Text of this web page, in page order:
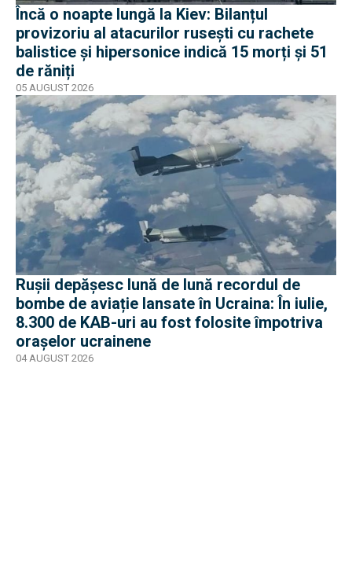
Încă o noapte lungă la Kiev: Bilanțul
provizoriu al atacurilor rusești cu rachete
balistice și hipersonice indică 15 morți și 51
de răniți
05 AUGUST 2026
Rușii depășesc lună de lună recordul de
bombe de aviație lansate în Ucraina: În iulie,
8.300 de KAB-uri au fost folosite împotriva
orașelor ucrainene
04 AUGUST 2026